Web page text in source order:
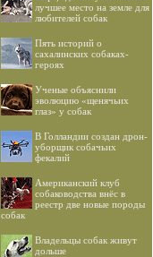
лучшее место на земле для
любителей собак
Пять историй о
сахалинских собаках-
героях
Ученые объяснили
эволюцию «щенячьих
глаз» у собак
В Голландии создан дрон-
уборщик собачьих
фекалий
Американский клуб
собаководства внёс в
реестр две новые породы
собак
Владельцы собак живут
дольше